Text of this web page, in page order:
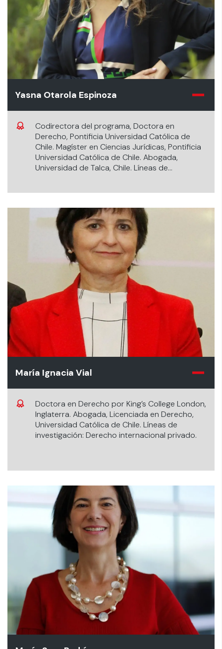
Yasna Otarola Espinoza
Codirectora del programa, Doctora en
Derecho, Pontificia Universidad Católica de
Chile. Magíster en Ciencias Jurídicas, Pontificia
Universidad Católica de Chile. Abogada,
Universidad de Talca, Chile. Líneas de
María Ignacia Vial
Doctora en Derecho por King’s College London,
Inglaterra. Abogada, Licenciada en Derecho,
Universidad Católica de Chile. Líneas de
investigación: Derecho internacional privado.